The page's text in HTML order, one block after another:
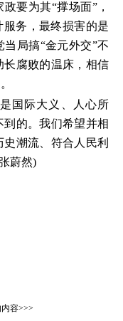
要为其“撑场面”，
服务，最终损害的是
局搞“金元外交”不
长腐败的温床，相信
国际大义、人心所
的。我们希望并相
潮流、符合人民利
蔚然)
容>>>